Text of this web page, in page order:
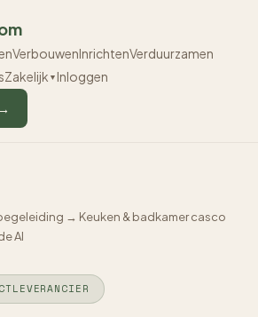
VerbouwenInrichtenVerduurzamen
Zakelijk ▼ Inloggen
→ Keuken & badkamer casco
AI